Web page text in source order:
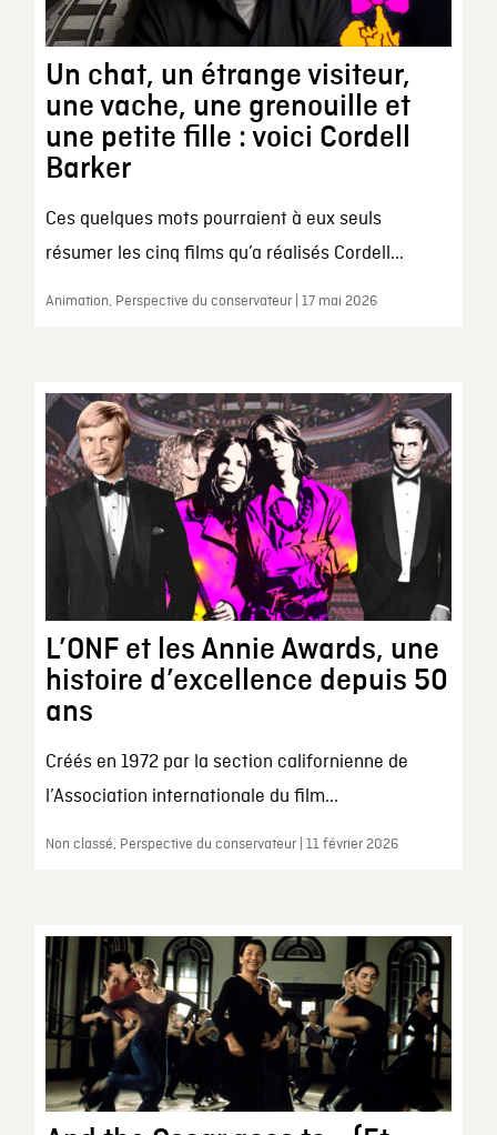
Un chat, un étrange visiteur,
une vache, une grenouille et
une petite fille : voici Cordell
Barker
Ces quelques mots pourraient à eux seuls
résumer les cinq films qu’a réalisés Cordell...
Animation, Perspective du conservateur | 17 mai 2026
L’ONF et les Annie Awards, une
histoire d’excellence depuis 50
ans
Créés en 1972 par la section californienne de
l’Association internationale du film...
Non classé, Perspective du conservateur | 11 février 2026